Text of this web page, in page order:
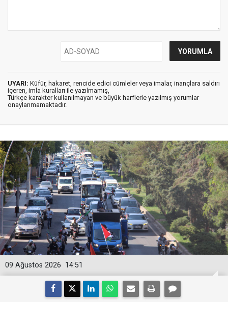
UYARI: Küfür, hakaret, rencide edici cümleler veya imalar, inançlara saldırı
içeren, imla kuralları ile yazılmamış,
Türkçe karakter kullanılmayan ve büyük harflerle yazılmış yorumlar
onaylanmamaktadır.
14:51
09 Ağustos 2026